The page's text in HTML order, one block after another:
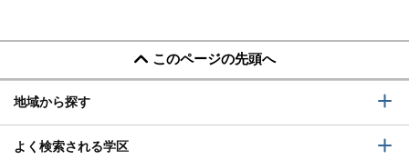
このページの先頭へ
地域から探す
よく検索される学区